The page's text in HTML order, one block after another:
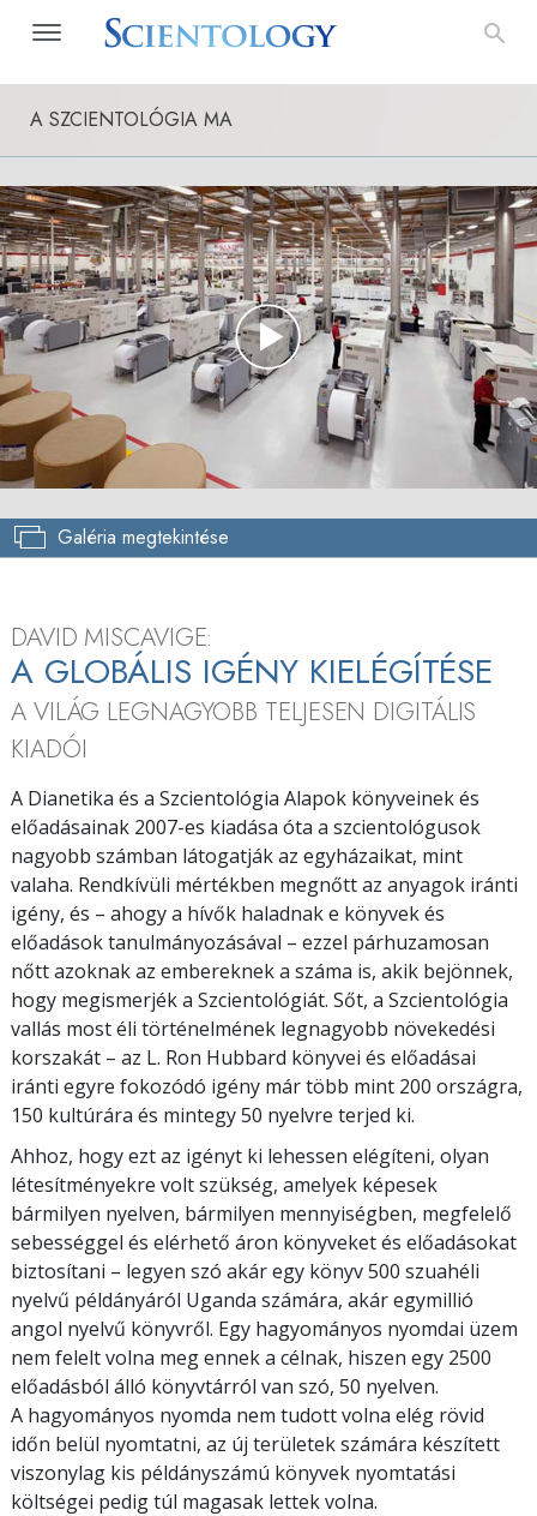
A SZCIENTOLÓGIA MA
Play
Video
Galéria megtekintése
DAVID MISCAVIGE:
A GLOBÁLIS IGÉNY KIELÉGÍTÉSE
A VILÁG LEGNAGYOBB TELJESEN DIGITÁLIS
KIADÓI
A Dianetika és a Szcientológia Alapok könyveinek és
előadásainak 2007-es kiadása óta a szcientológusok
nagyobb számban látogatják az egyházaikat, mint
valaha. Rendkívüli mértékben megnőtt az anyagok iránti
igény, és – ahogy a hívők haladnak e könyvek és
előadások tanulmányozásával – ezzel párhuzamosan
nőtt azoknak az embereknek a száma is, akik bejönnek,
hogy megismerjék a Szcientológiát. Sőt, a Szcientológia
vallás most éli történelmének legnagyobb növekedési
korszakát – az L. Ron Hubbard könyvei és előadásai
iránti egyre fokozódó igény már több mint 200 országra,
150 kultúrára és mintegy 50 nyelvre terjed ki.
Ahhoz, hogy ezt az igényt ki lehessen elégíteni, olyan
létesítményekre volt szükség, amelyek képesek
bármilyen nyelven, bármilyen mennyiségben, megfelelő
sebességgel és elérhető áron könyveket és előadásokat
biztosítani – legyen szó akár egy könyv 500 szuahéli
nyelvű példányáról Uganda számára, akár egymillió
angol nyelvű könyvről. Egy hagyományos nyomdai üzem
nem felelt volna meg ennek a célnak, hiszen egy 2500
előadásból álló könyvtárról van szó, 50 nyelven.
A hagyományos nyomda nem tudott volna elég rövid
időn belül nyomtatni, az új területek számára készített
viszonylag kis példányszámú könyvek nyomtatási
költségei pedig túl magasak lettek volna.